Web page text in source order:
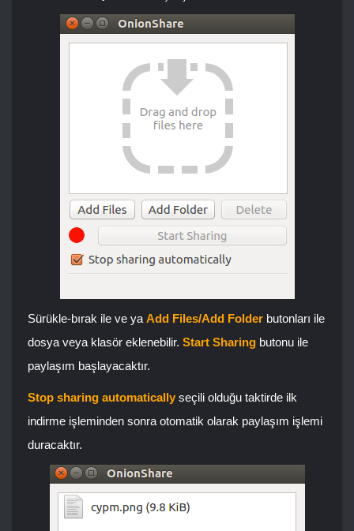
Sürükle-bırak ile ve yaAdd Files/Add Folder butonları ile
dosya veya klasör eklenebilir. Start Sharing butonu ile
paylaşım başlayacaktır.
Stop sharing automatically seçili olduğu taktirde ilk
indirme işleminden sonra otomatik olarak paylaşım işlemi
duracaktır.